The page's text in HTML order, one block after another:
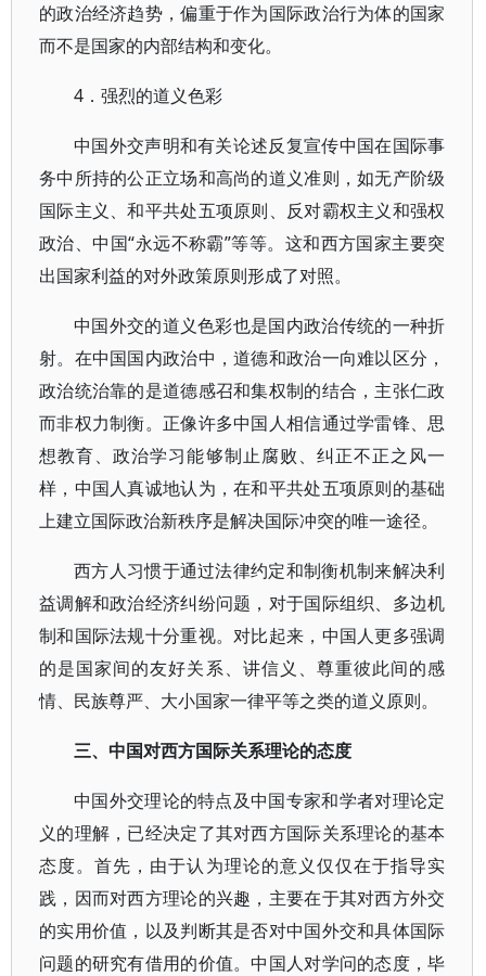
的政治经济趋势，偏重于作为国际政治行为体的国家
而不是国家的内部结构和变化。
4．强烈的道义色彩
中国外交声明和有关论述反复宣传中国在国际事
务中所持的公正立场和高尚的道义准则，如无产阶级
国际主义、和平共处五项原则、反对霸权主义和强权
政治、中国“永远不称霸”等等。这和西方国家主要突
出国家利益的对外政策原则形成了对照。
中国外交的道义色彩也是国内政治传统的一种折
射。在中国国内政治中，道德和政治一向难以区分，
政治统治靠的是道德感召和集权制的结合，主张仁政
而非权力制衡。正像许多中国人相信通过学雷锋、思
想教育、政治学习能够制止腐败、纠正不正之风一
样，中国人真诚地认为，在和平共处五项原则的基础
上建立国际政治新秩序是解决国际冲突的唯一途径。
西方人习惯于通过法律约定和制衡机制来解决利
益调解和政治经济纠纷问题，对于国际组织、多边机
制和国际法规十分重视。对比起来，中国人更多强调
的是国家间的友好关系、讲信义、尊重彼此间的感
情、民族尊严、大小国家一律平等之类的道义原则。
三、中国对西方国际关系理论的态度
中国外交理论的特点及中国专家和学者对理论定
义的理解，已经决定了其对西方国际关系理论的基本
态度。首先，由于认为理论的意义仅仅在于指导实
践，因而对西方理论的兴趣，主要在于其对西方外交
的实用价值，以及判断其是否对中国外交和具体国际
问题的研究有借用的价值。中国人对学问的态度，毕